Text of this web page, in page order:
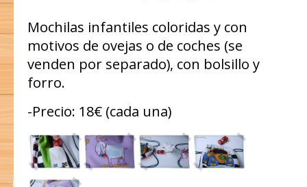
Mochilas infantiles coloridas y con
motivos de ovejas o de coches (se
venden por separado), con bolsillo y
forro.
-Precio: 18€ (cada una)